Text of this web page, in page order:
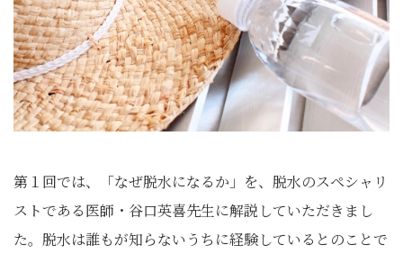
第１回では、「なぜ脱水になるか」を、脱水のスペシャリ
ストである医師・谷口英喜先生に解説していただきまし
た。脱水は誰もが知らないうちに経験しているとのことで